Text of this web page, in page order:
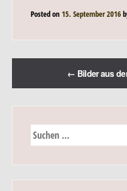
Posted on 15. September 2016
← Bilder aus